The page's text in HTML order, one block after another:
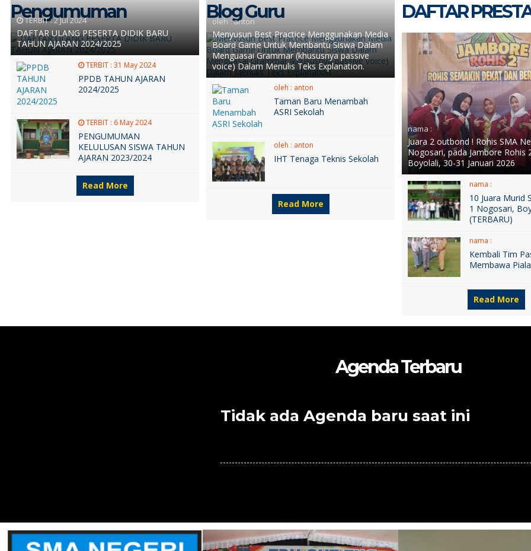
Pengumuman
TERBIT :2 Jul 2024
DAFTAR ULANG PESERTA DIDIK BARU
TAHUN AJARAN 2024/2025
TERBIT :31 May 2024
PPDB TAHUN AJARAN
2024/2025
TERBIT : 6 May 2024
PENGUMUMAN
KELULUSAN SISWA TAHUN
AJARAN 2023/2024
Read More
Blog Guru
oleh : anton
Menyusun Best Practice Menggunakan Media
Board Game Untuk Membantu Siswa Dalam
Menguasai Grammar (khususnya passive
voice) Dalam Menulis Teks Explanation.
oleh : anton
Taman Baru Menambah
ASRI Sekolah
oleh : anton
IHT Tenaga Teknis Sekolah
Read More
DAFTAR
nama :
Juara 2 outbond ! Rohis SMA
Nogosari, pada Jambore Rohis
Boyolali, 30-31 Januari 2026
nama :
10 Juara Murid
1 Nogosari,
(TERBARU)
nama :
Kembali Tim
Membawa
Read More
Agenda Terbaru
Tidak ada Agenda baru saat ini